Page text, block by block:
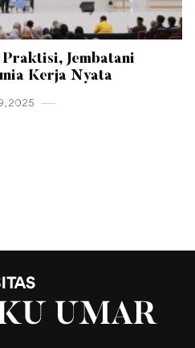
Jembatani
Kerja Nyata
, 2025